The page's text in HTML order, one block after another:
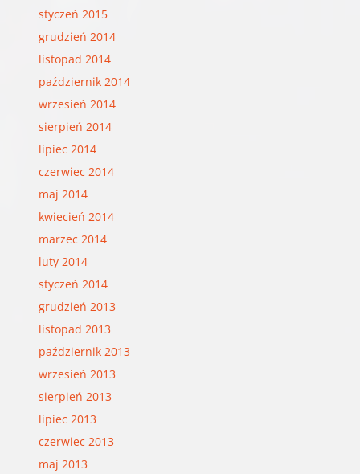
styczeń 2015
grudzień 2014
listopad 2014
październik 2014
wrzesień 2014
sierpień 2014
lipiec 2014
czerwiec 2014
maj 2014
kwiecień 2014
marzec 2014
luty 2014
styczeń 2014
grudzień 2013
listopad 2013
październik 2013
wrzesień 2013
sierpień 2013
lipiec 2013
czerwiec 2013
maj 2013